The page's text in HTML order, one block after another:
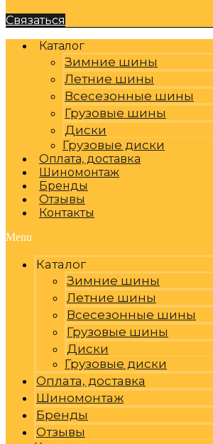
Связаться
Каталог
Зимние шины
Летние шины
Всесезонные шины
Грузовые шины
Диски
Грузовые диски
Оплата, доставка
Шиномонтаж
Бренды
Отзывы
Контакты
Menu
Каталог
Зимние шины
Летние шины
Всесезонные шины
Грузовые шины
Диски
Грузовые диски
Оплата, доставка
Шиномонтаж
Бренды
Отзывы